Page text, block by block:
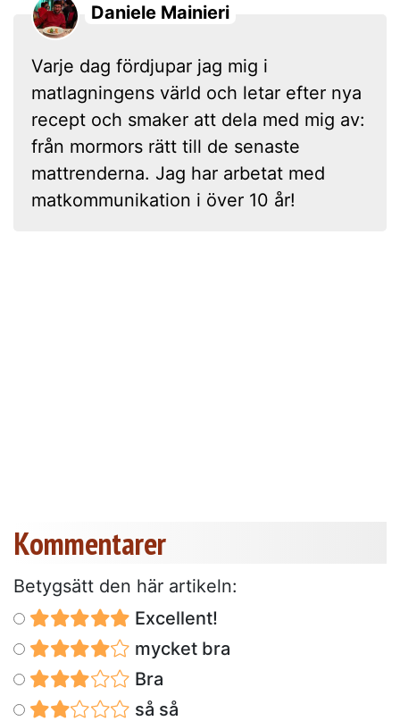
Daniele Mainieri
Varje dag fördjupar jag mig i
matlagningens värld och letar efter nya
recept och smaker att dela med mig av:
från mormors rätt till de senaste
mattrenderna. Jag har arbetat med
matkommunikation i över 10 år!
Kommentarer
Betygsätt den här artikeln:
Excellent!
mycket bra
Bra
så så